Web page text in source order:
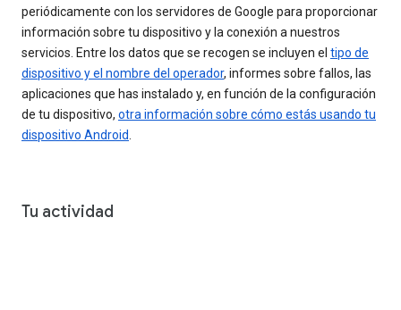
periódicamente con los servidores de Google para proporcionar
información sobre tu dispositivo y la conexión a nuestros
servicios. Entre los datos que se recogen se incluyen el tipo de
dispositivo y el nombre del operador, informes sobre fallos, las
aplicaciones que has instalado y, en función de la configuración
de tu dispositivo, otra información sobre cómo estás usando tu
dispositivo Android.
Tu actividad